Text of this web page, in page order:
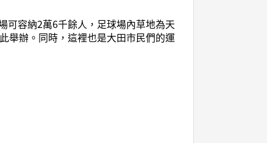
可容納2萬6千餘人，足球場內草地為天
舉辦。同時，這裡也是大田市民們的運